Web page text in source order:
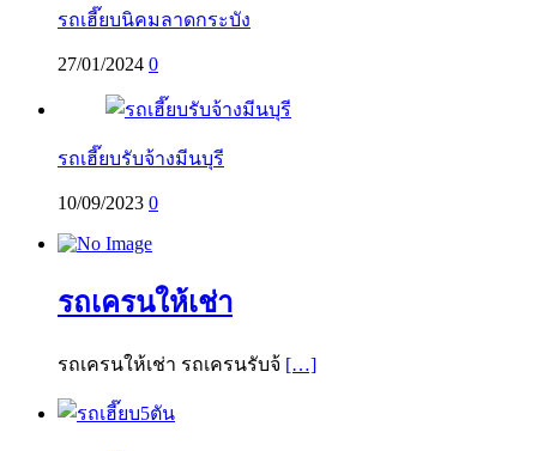
รถเฮี๊ยบนิคมลาดกระบัง
27/01/2024 0
รถเฮี๊ยบรับจ้างมีนบุรี
10/09/2023 0
รถเครนให้เช่า
รถเครนให้เช่า รถเครนรับจ้ […]